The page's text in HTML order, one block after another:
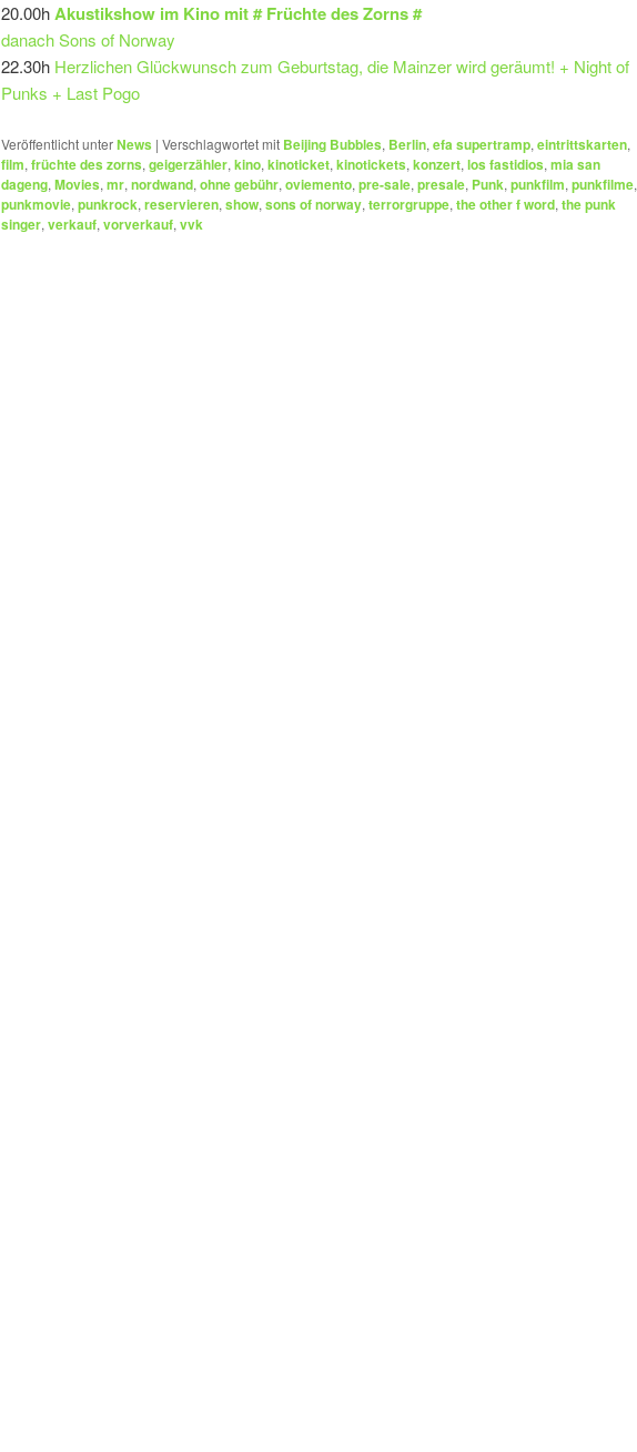
20.00hAkustikshow im Kino mit # Früchte des Zorns #
danach Sons of Norway
22.30h Herzlichen Glückwunsch zum Geburtstag, die Mainzer wird geräumt! + Night of
Punks + Last Pogo
Veröffentlicht unterNews | Verschlagwortet mit Beijing Bubbles, Berlin, efa supertramp, eintrittskarten,
film, früchte des zorns, geigerzähler, kino, kinoticket, kinotickets, konzert, los fastidios, mia san
dageng, Movies, mr, nordwand, ohne gebühr, oviemento, pre-sale, presale, Punk, punkfilm, punkfilme,
punkmovie, punkrock, reservieren, show, sons of norway, terrorgruppe, the other f word, the punk
singer, verkauf, vorverkauf, vvk